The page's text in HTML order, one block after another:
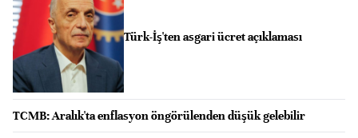
Türk-İş'ten asgari ücret açıklaması
TCMB: Aralık'ta enflasyon öngörülenden düşük gelebilir